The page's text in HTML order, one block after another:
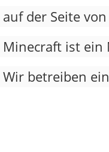
auf der Seite
Minecraft ist ein
Wir betreiben